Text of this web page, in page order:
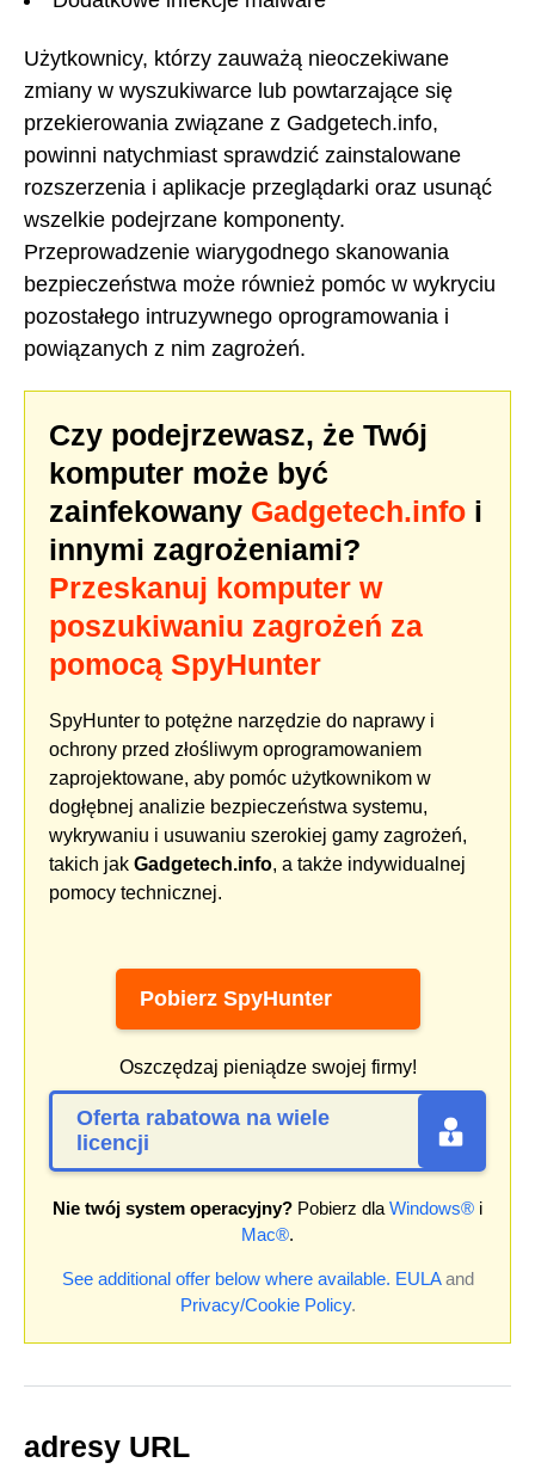
Użytkownicy, którzy zauważą nieoczekiwane
zmiany w wyszukiwarce lub powtarzające się
przekierowania związane z Gadgetech.info,
powinni natychmiast sprawdzić zainstalowane
rozszerzenia i aplikacje przeglądarki oraz usunąć
wszelkie podejrzane komponenty.
Przeprowadzenie wiarygodnego skanowania
bezpieczeństwa może również pomóc w wykryciu
pozostałego intruzywnego oprogramowania i
powiązanych z nim zagrożeń.
Czy podejrzewasz, że Twój
komputer może być
zainfekowany Gadgetech.info i
innymi zagrożeniami?
Przeskanuj komputer w
poszukiwaniu zagrożeń za
pomocą SpyHunter
SpyHunter to potężne narzędzie do naprawy i
ochrony przed złośliwym oprogramowaniem
zaprojektowane, aby pomóc użytkownikom w
dogłębnej analizie bezpieczeństwa systemu,
wykrywaniu i usuwaniu szerokiej gamy zagrożeń,
takich jak Gadgetech.info, a także indywidualnej
pomocy technicznej.
Pobierz SpyHunter
Oszczędzaj pieniądze swojej firmy!
Oferta rabatowa na wiele
licencji
Nie twój system operacyjny? Pobierz dla Windows® i
Mac®.
See additional offer below where available. EULAand
Privacy/Cookie Policy.
adresy URL